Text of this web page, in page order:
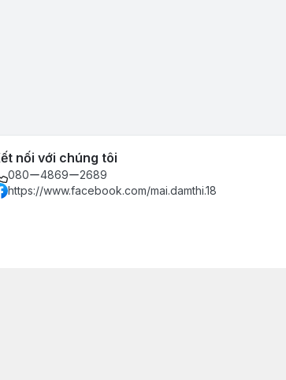
nối với chúng tôi
080ー4869ー2689
https://www.facebook.com/mai.damthi.18